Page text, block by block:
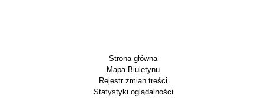
Strona główna
Mapa Biuletynu
Rejestr zmian treści
Statystyki oglądalności